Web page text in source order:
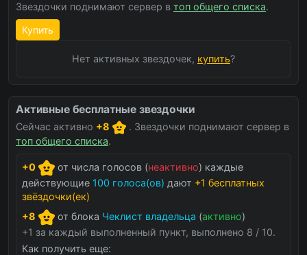
Звездочки поднимают сервер в топ общего списка.
Купить
Нет активных звездочек, купить?
Активные бесплатные звездочки
Сейчас активно +8
. Звездочки поднимают сервер в
топ общего списка.
+0 от числа голосов (неактивно) каждые
действующие 100 голоса(ов) дают +1 бесплатных
звёздочки(ек)
+8
от блока Чеклист владельца (активно)
+1 за каждый выполненный пункт, выполнено 8 / 10.
Как получить еще: